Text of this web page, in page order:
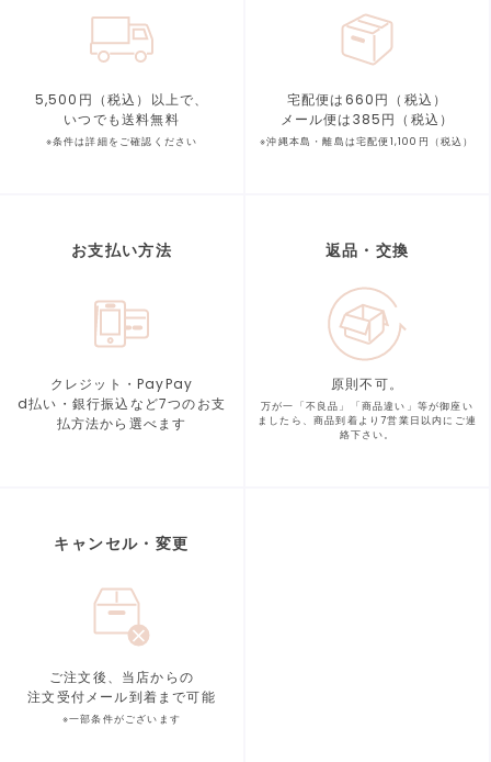
5,500円（税込）以上で、
いつでも送料無料
※条件は詳細をご確認ください
宅配便は660円（税込）
メール便は385円（税込）
※沖縄本島・離島は宅配便1,100円（税込）
お支払い方法
クレジット・PayPay
d払い・銀行振込など7つのお支
払方法から選べます
返品・交換
原則不可。
万が一「不良品」「商品違い」等が御座い
ましたら、商品到着より7営業日以内にご連
絡下さい。
キャンセル・変更
ご注文後、当店からの
注文受付メール到着まで可能
※一部条件がございます